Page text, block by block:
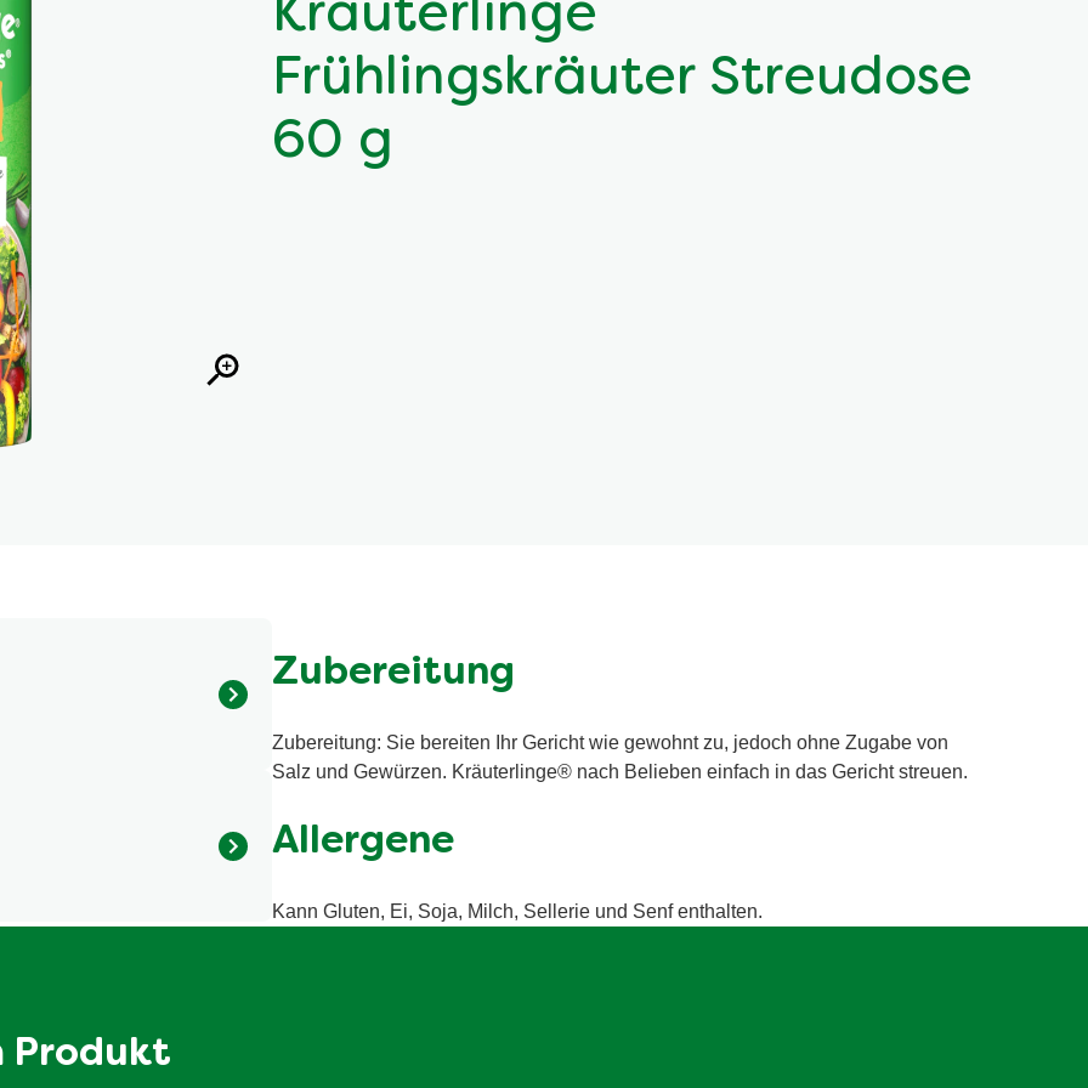
Kräuterlinge
Frühlingskräuter Streudose
60 g
Speisesalz,
901 kJ/216 kcal
Zubereitung
Zubereitung: Sie bereiten Ihr Gericht wie gewohnt zu, jedoch ohne Zugabe von
Salz und Gewürzen. Kräuterlinge® nach Belieben einfach in das Gericht streuen.
Allergene
Kann Gluten, Ei, Soja, Milch, Sellerie und Senf enthalten.
Produkt